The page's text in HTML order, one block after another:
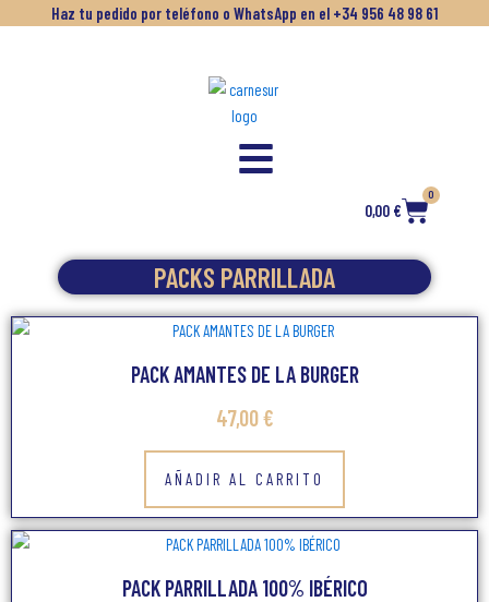
Haz tu pedido por teléfono o WhatsApp en el +34 956 48 98 61
0,00 €
0
Carrito
PACKS PARRILLADA
PACK AMANTES DE LA BURGER
47,00€
AÑADIR AL CARRITO
PACK PARRILLADA 100% IBÉRICO